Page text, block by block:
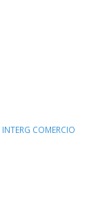
INTERG COMERCIO